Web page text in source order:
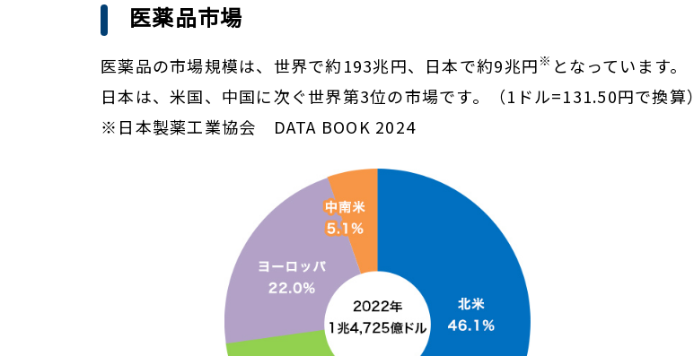
医薬品市場
医薬品の市場規模は、世界で約193兆円、日本で約9兆円 ※ となっています。
日本は、米国、中国に次ぐ世界第3位の市場です。（1ドル=131.50円で換算）
※日本製薬工業協会 DATA BOOK 2024